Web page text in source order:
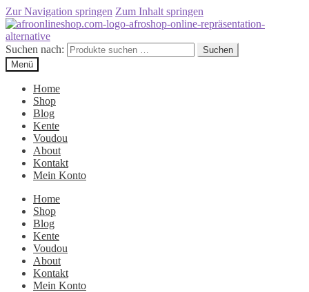
Zur Navigation springen Zum Inhalt springen
Suchen nach:
Suchen
Menü
Home
Shop
Blog
Kente
Voudou
About
Kontakt
Mein Konto
Home
Shop
Blog
Kente
Voudou
About
Kontakt
Mein Konto